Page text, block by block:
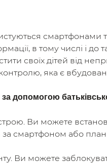
в тому числі і
своїх дітей від
яка є
допомогою
Ви можете
смартфоном або
Ви можете